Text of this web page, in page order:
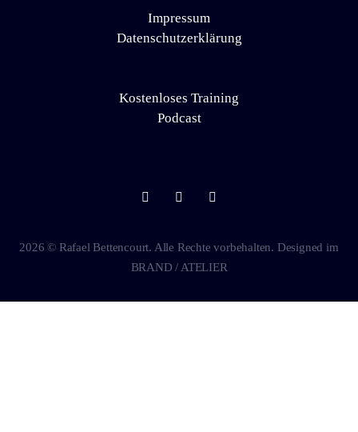
Impressum
Datenschutzerklärung
Kostenloses Training
Podcast
2026 © Rafael Bettencourt. Alle Rechte vorbehalten. Designed im
BRAND / ATELIER